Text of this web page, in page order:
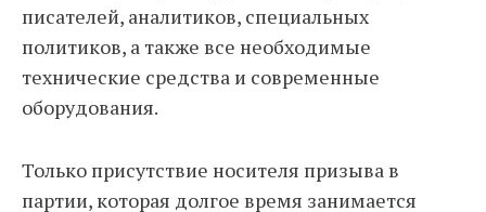
писателей, аналитиков, специальных
политиков, а также все необходимые
технические средства и современные
оборудования.
Только присутствие носителя призыва в
партии, которая долгое время занимается